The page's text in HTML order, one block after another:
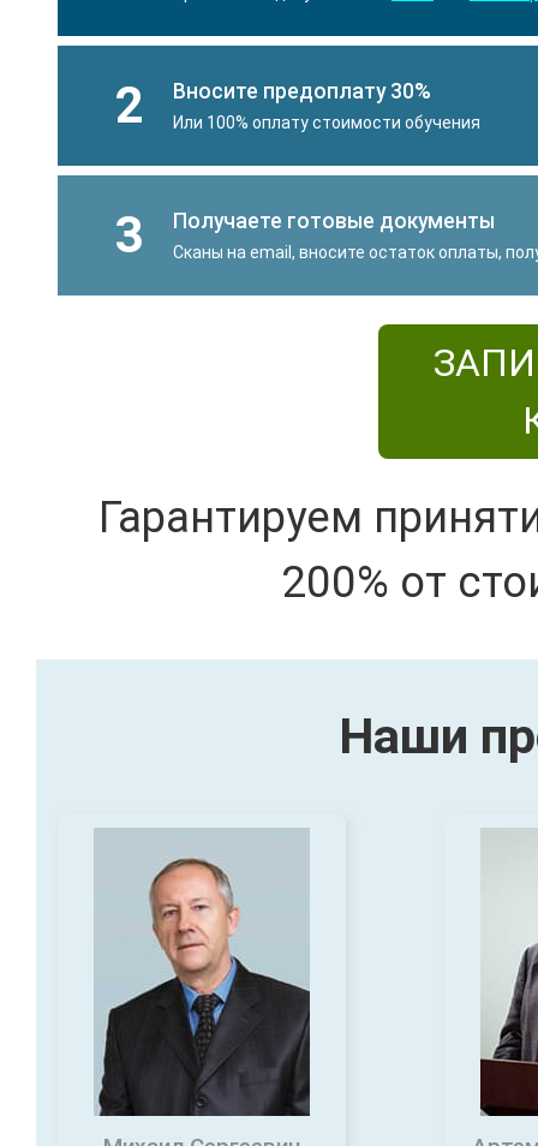
2 Вносите предоплату 30%
Или 100% оплату стоимости обучения
3 Получаете готовые документы
Сканы на email, вносите остаток оплаты,
Гарантируем
200% от
Наши